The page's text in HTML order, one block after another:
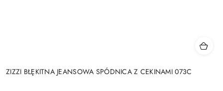
ZIZZI BŁĘKITNA JEANSOWA SPÓDNICA Z CEKINAMI 073C